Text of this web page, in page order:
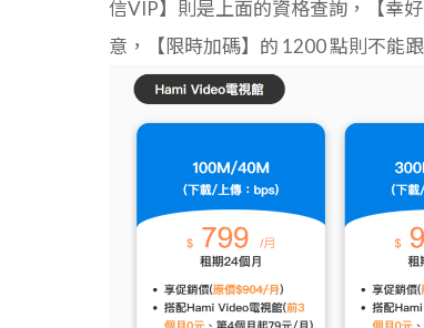
信VIP】則是上面的資格查詢，【幸
意，【限時加碼】的 1200 點則不能